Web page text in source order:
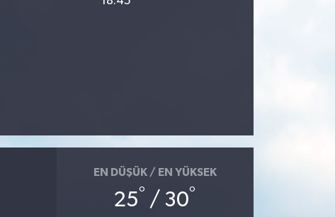
EN DÜŞÜK / EN YÜKSEK
25° / 30°